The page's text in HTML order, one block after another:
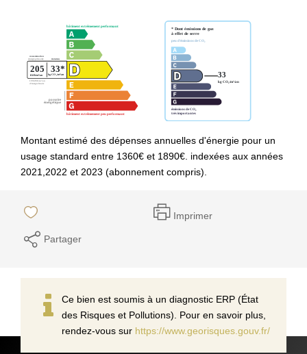
Montant estimé des dépenses annuelles d'énergie pour un
usage standard entre 1360€ et 1890€. indexées aux années
2021,2022 et 2023 (abonnement compris).
Imprimer
Partager
Ce bien est soumis à un diagnostic ERP (État
des Risques et Pollutions). Pour en savoir plus,
rendez-vous sur https://www.georisques.gouv.fr/